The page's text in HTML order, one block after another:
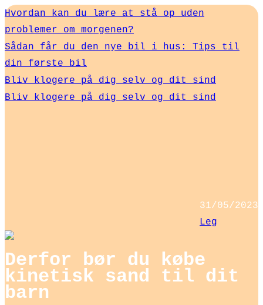
Hvordan kan du lære at stå op uden
problemer om morgenen?
Sådan får du den nye bil i hus: Tips til
din første bil
Bliv klogere på dig selv og dit sind
Bliv klogere på dig selv og dit sind
31/05/2023
Leg
Derfor bør du købe
kinetisk sand til dit
barn